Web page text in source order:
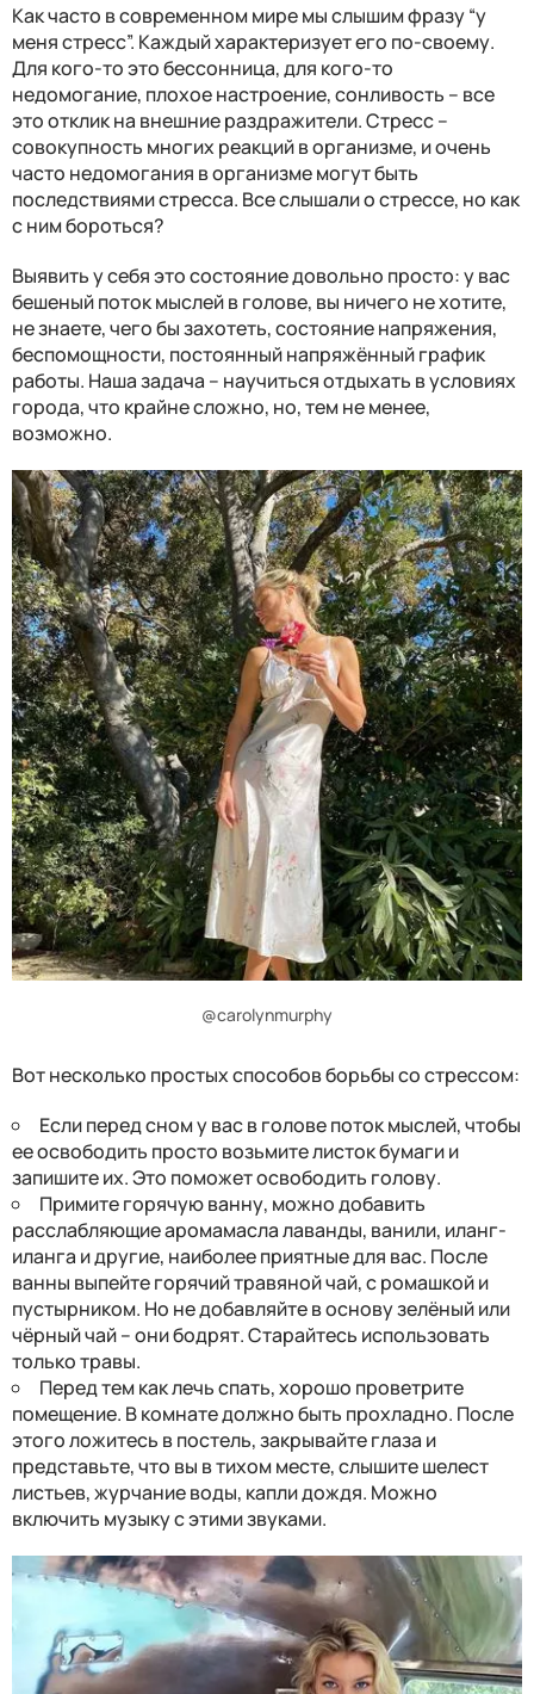
Как часто в современном мире мы слышим фразу “у
меня стресс”. Каждый характеризует его по-своему.
Для кого-то это бессонница, для кого-то
недомогание, плохое настроение, сонливость – все
это отклик на внешние раздражители. Стресс –
совокупность многих реакций в организме, и очень
часто недомогания в организме могут быть
последствиями стресса. Все слышали о стрессе, но как
с ним бороться?
Выявить у себя это состояние довольно просто: у вас
бешеный поток мыслей в голове, вы ничего не хотите,
не знаете, чего бы захотеть, состояние напряжения,
беспомощности, постоянный напряжённый график
работы. Наша задача – научиться отдыхать в условиях
города, что крайне сложно, но, тем не менее,
возможно.
@carolynmurphy
Вот несколько простых способов борьбы со стрессом:
Если перед сном у вас в голове поток мыслей, чтобы
ее освободить просто возьмите листок бумаги и
запишите их. Это поможет освободить голову.
Примите горячую ванну, можно добавить
расслабляющие аромамасла лаванды, ванили, иланг-
иланга и другие, наиболее приятные для вас. После
ванны выпейте горячий травяной чай, с ромашкой и
пустырником. Но не добавляйте в основу зелёный или
чёрный чай – они бодрят. Старайтесь использовать
только травы.
Перед тем как лечь спать, хорошо проветрите
помещение. В комнате должно быть прохладно. После
этого ложитесь в постель, закрывайте глаза и
представьте, что вы в тихом месте, слышите шелест
листьев, журчание воды, капли дождя. Можно
включить музыку с этими звуками.